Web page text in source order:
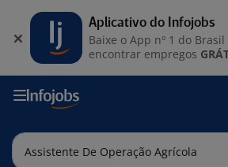
Aplicativo do Infojobs
Baixe o App nº 1 do
encontrar empregos